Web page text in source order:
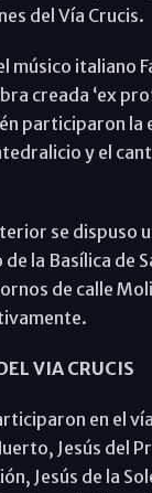
del Vía Crucis.
músico italiano
creada ‘ex
participaron la
y el
se dispuso
la Basílica de
de calle
VIA CRUCIS
en el
Jesús del
Jesús de la